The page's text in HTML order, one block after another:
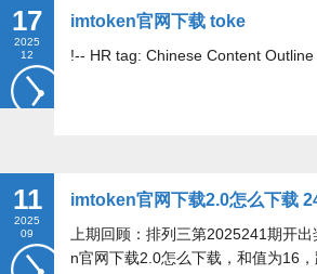
17
2025
12
imtoken官网下载 toke
!-- HR tag: Chinese Content
11
2025
09
imtoken官网下载2.0怎么下载
上期回顾：排列三第2025241期开
n官网下载2.0怎么下载，和值为16